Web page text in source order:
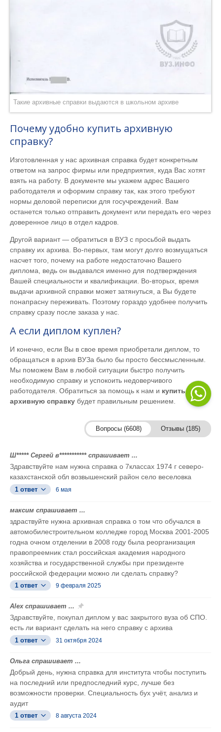
Такие архивные справки выдаются в школьном архиве
Почему удобно купить архивную
справку?
Изготовленная у нас архивная справка будет конкретным
ответом на запрос фирмы или предприятия, куда Вас хотят
взять на работу. В документе мы укажем адрес Вашего
работодателя и оформим справку так, как этого требуют
нормы деловой переписки для госучреждений. Вам
останется только отправить документ или передать его через
доверенное лицо в отдел кадров.
Другой вариант — обратиться в ВУЗ с просьбой выдать
справку их архива. Во-первых, там могут долго возмущаться
насчет того, почему на работе недостаточно Вашего
диплома, ведь он выдавался именно для подтверждения
Вашей специальности и квалификации. Во-вторых, время
выдачи архивной справки может затянуться, а Вы будете
понапрасну переживать. Поэтому гораздо удобнее получить
справку сразу после заказа у нас.
А если диплом куплен?
И конечно, если Вы в свое время приобретали диплом, то
обращаться в архив ВУЗа было бы просто бессмысленным.
Мы поможем Вам в любой ситуации быстро получить
необходимую справку и успокоить недоверчивого
работодателя. Обратиться за помощь к нам и купить
архивную справку будет правильным решением.
Вопросы (6608) Отзывы (185)
Ш***** Сергей в*********** спрашивает ...
Здравствуйте нам нужна справка о 7классах 1974 г северо-
казахстанской обл возвышенский район село веселовка
1 ответ 6 мая
максим спрашивает ...
здраствуйте нужна архивная справка о том что обучался в
автомобилестроительном колледже город Москва 2001-2005
годна очном отделении в 2008 году была реорганизация
правопреемник стал российская академия народного
хозяйства и государственной службы при президенте
российской федерации можно ли сделать справку?
1 ответ 9 февраля 2025
Alex спрашивает ...
Здравствуйте, покупал диплом у вас закрытого вуза об СПО.
есть ли вариант сделать на него справку с архива
1 ответ 31 октября 2024
Ольга спрашивает ...
Добрый день, нужна справка для института чтобы поступить
на последний или предпоследний курс, лучше без
возможности проверки. Специальность бух учёт, анализ и
аудит
1 ответ 8 августа 2024